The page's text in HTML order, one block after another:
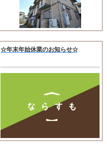
☆年末年始休業のお知らせ☆